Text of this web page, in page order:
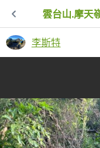
雲台山.摩天
李斯特